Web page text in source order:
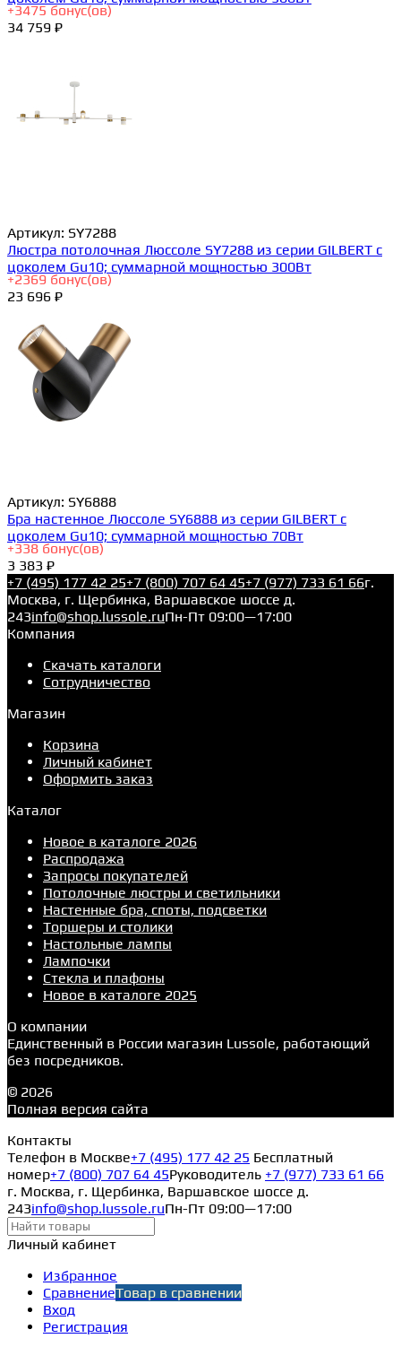
+3475 бонус(ов)
34 759 ₽
Артикул: SY7288
Люстра потолочная Люссоле SY7288 из серии GILBERT с
цоколем Gu10; суммарной мощностью 300Вт
+2369 бонус(ов)
23 696 ₽
Артикул: SY6888
Бра настенное Люссоле SY6888 из серии GILBERT с
цоколем Gu10; суммарной мощностью 70Вт
+338 бонус(ов)
3 383 ₽
+7 (495) 177 42 25+7 (800) 707 64 45+7 (977) 733 61 66г.
Москва, г. Щербинка, Варшавское шоссе д.
243info@shop.lussole.ruПн-Пт 09:00—17:00
Компания
Скачать каталоги
Сотрудничество
Магазин
Корзина
Личный кабинет
Оформить заказ
Каталог
Новое в каталоге 2026
Распродажа
Запросы покупателей
Потолочные люстры и светильники
Настенные бра, споты, подсветки
Торшеры и столики
Настольные лампы
Лампочки
Стекла и плафоны
Новое в каталоге 2025
О компании
Единственный в России магазин Lussole, работающий
без посредников.
© 2026
Полная версия сайта
Контакты
Телефон в Москве+7 (495) 177 42 25 Бесплатный
номер+7 (800) 707 64 45Руководитель +7 (977) 733 61 66
г. Москва, г. Щербинка, Варшавское шоссе д.
243info@shop.lussole.ruПн-Пт 09:00—17:00
Личный кабинет
Избранное
СравнениеТовар в сравнении
Вход
Регистрация